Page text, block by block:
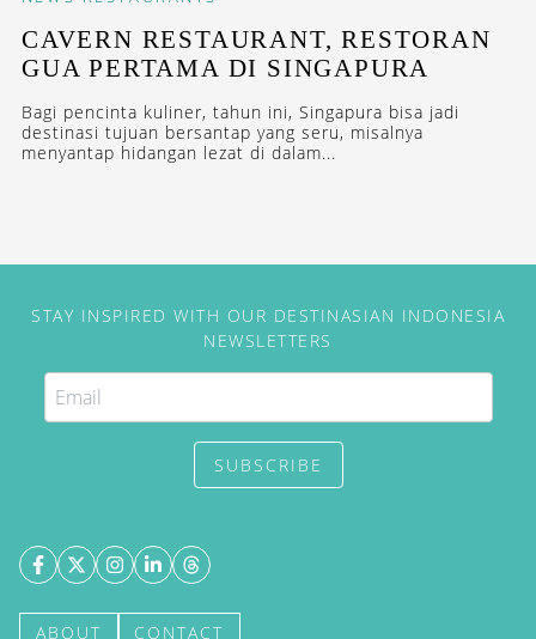
CAVERN RESTAURANT, RESTORAN
GUA PERTAMA DI SINGAPURA
Bagi pencinta kuliner, tahun ini, Singapura bisa jadi
destinasi tujuan bersantap yang seru, misalnya
menyantap hidangan lezat di dalam...
STAY INSPIRED WITH OUR DESTINASIAN INDONESIA
NEWSLETTERS
SUBSCRIBE
ABOUT CONTACT